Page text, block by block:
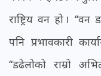
राष्ट्रिय वन हो ।
पनि प्रभावकारी
‘‘डढेलोको राम्रो